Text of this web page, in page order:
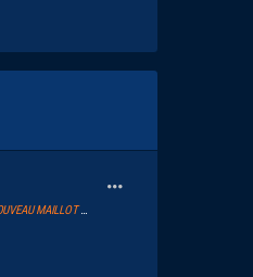
“PAR AMOUR DE LA PAILLADE”, UN NOUVEAU MAILLOT POUR LE MHSC